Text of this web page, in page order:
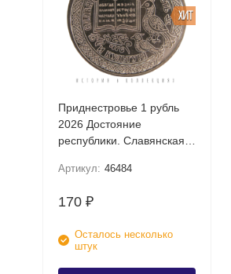
ХИТ
Приднестровье 1 рубль
2026 Достояние
республики. Славянская
UNC
Артикул: 46484
170 ₽
Осталось несколько
штук